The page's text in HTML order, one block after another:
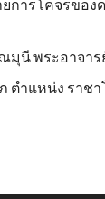
การโคจรของ
นี พระอาจาร
ตำแหน่ง ราช